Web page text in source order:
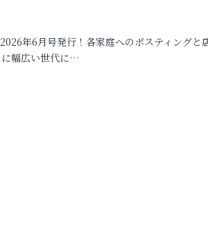
年6月号発行！各家庭へのポスティングと
幅広い世代に…